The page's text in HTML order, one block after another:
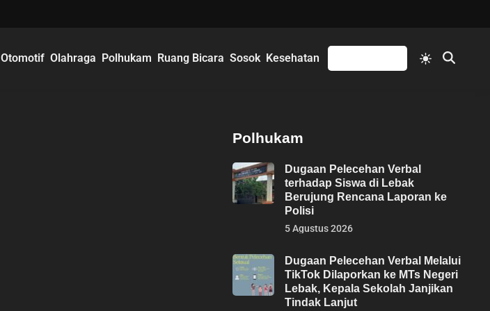
Otomotif Olahraga Polhukam Ruang Bicara Sosok Kesehatan
Switch
to
Open
Polhukam
Dugaan Pelecehan Verbal
terhadap Siswa di Lebak
Berujung Rencana Laporan ke
Polisi
5 Agustus 2026
Dugaan Pelecehan Verbal Melalui
TikTok Dilaporkan ke MTs Negeri
Lebak, Kepala Sekolah Janjikan
Tindak Lanjut